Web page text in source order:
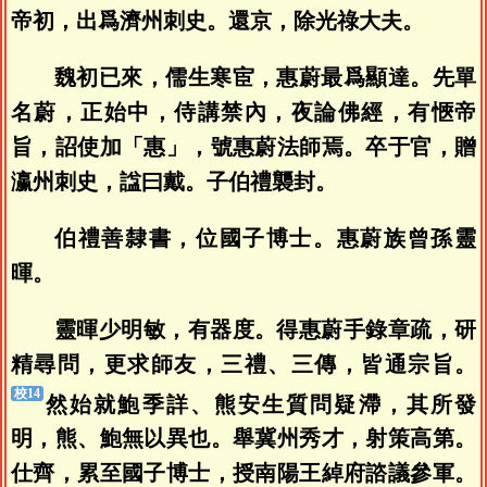
帝初，出爲濟州刺史。還京，除光祿大夫。
魏初已來，儒生寒宦，惠蔚最爲顯達。先單
名蔚，正始中，侍講禁內，夜論佛經，有愜帝
旨，詔使加「惠」，號惠蔚法師焉。卒于官，贈
瀛州刺史，諡曰戴。子伯禮襲封。
伯禮善隸書，位國子博士。惠蔚族曾孫靈
暉。
靈暉少明敏，有器度。得惠蔚手錄章疏，研
精尋問，更求師友，三禮、三傳，皆通宗旨。
然始就鮑季詳、熊安生質問疑滯，其所發
明，熊、鮑無以異也。舉冀州秀才，射策高第。
仕齊，累至國子博士，授南陽王綽府諮議參軍。